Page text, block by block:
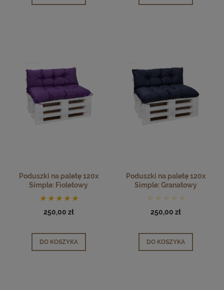
Poduszki na paletę 120x
Simple: Fioletowy
250,00 zł
DO KOSZYKA
Poduszki na paletę 120x
Simple: Granatowy
250,00 zł
DO KOSZYKA